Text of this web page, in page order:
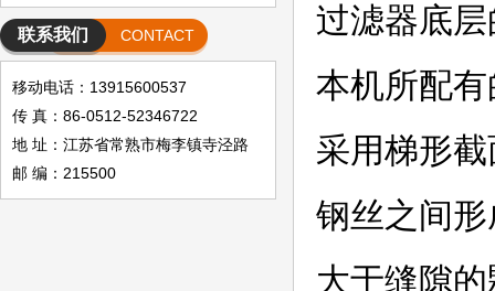
联系我们 CONTACT
移动电话：13915600537
传 真：86-0512-52346722
地 址：江苏省常熟市梅李镇寺泾路
邮 编：215500
过滤器底
本机所配
采用梯形
钢丝之间
大于缝隙